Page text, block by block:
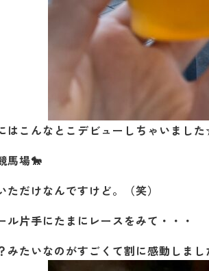
はこんなとこデビューしちゃいまし
馬場🐎
ただけなんですけど。（笑）
ル片手にたまにレースをみて・・・
みたいなのがすごくて割に感動しまし